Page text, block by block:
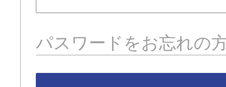
パスワードをお忘れの